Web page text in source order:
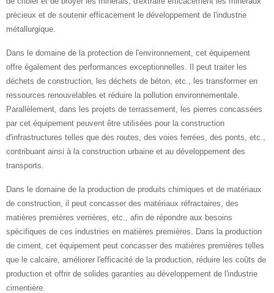
précieux et de soutenir efficacement le développement de l'industrie
métallurgique.
Dans le domaine de la protection de l'environnement, cet équipement
offre également des performances exceptionnelles. Il peut traiter les
déchets de construction, les déchets de béton, etc., les transformer en
ressources renouvelables et réduire la pollution environnementale.
Parallèlement, dans les projets de terrassement, les pierres concassées
par cet équipement peuvent être utilisées pour la construction
d'infrastructures telles que des routes, des voies ferrées, des ponts, etc.,
contribuant ainsi à la construction urbaine et au développement des
transports.
Dans le domaine de la production de produits chimiques et de matériaux
de construction, il peut concasser des matériaux réfractaires, des
matières premières verrières, etc., afin de répondre aux besoins
spécifiques de ces industries en matières premières. Dans la production
de ciment, cet équipement peut concasser des matières premières telles
que le calcaire, améliorer l'efficacité de la production, réduire les coûts de
production et offrir de solides garanties au développement de l'industrie
cimentière.